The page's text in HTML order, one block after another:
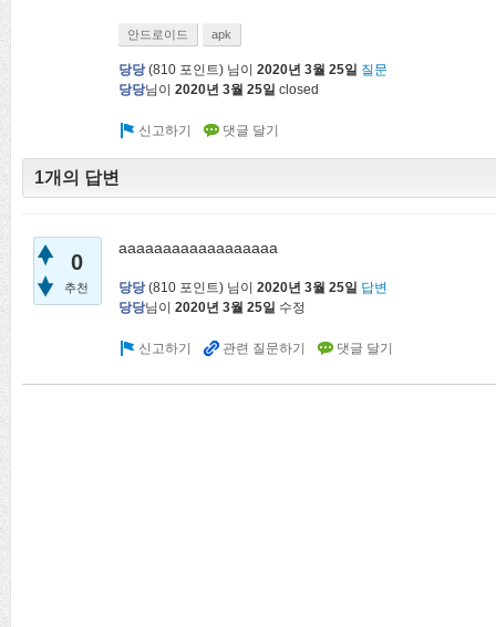
안드로이드 apk
당당 (810 포인트) 님이 2020년 3월 25일 질문
당당님이 2020년 3월 25일 closed
1개의 답변
0
추천
aaaaaaaaaaaaaaaaaa
당당 (810 포인트) 님이 2020년 3월 25일 답변
당당님이 2020년 3월 25일 수정